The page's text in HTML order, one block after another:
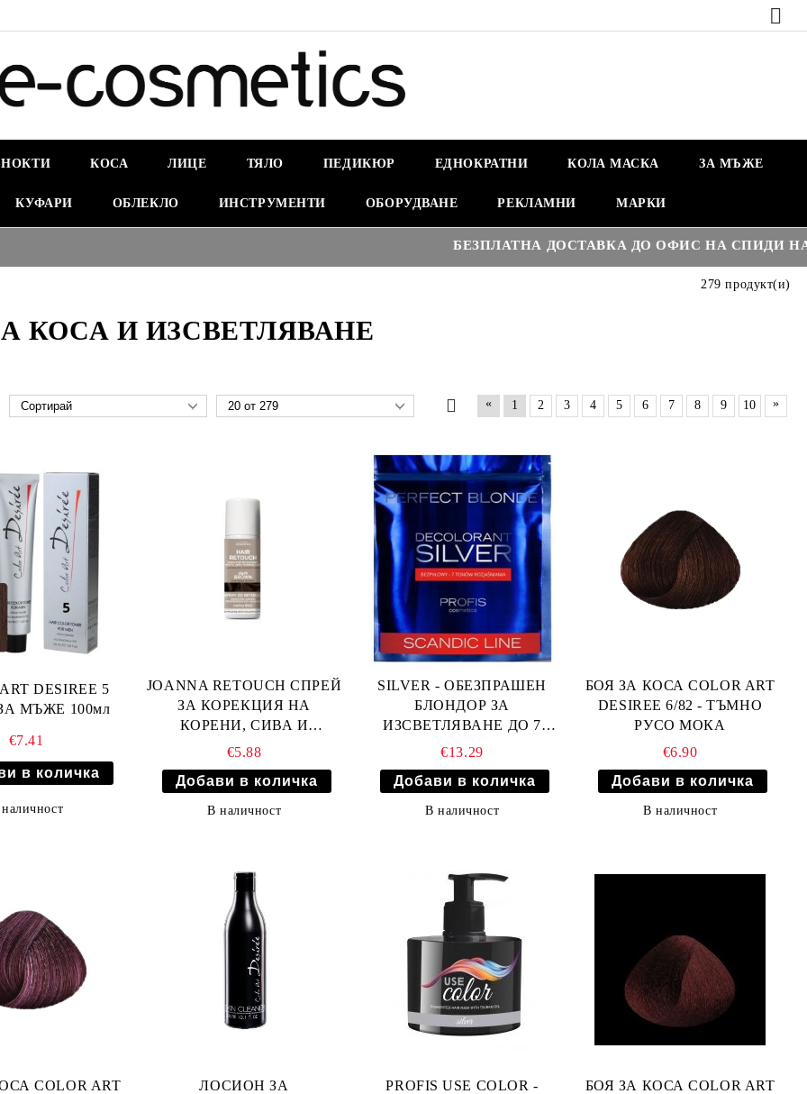
НОКТИ КОСА ЛИЦЕ ТЯЛО ПЕДИКЮР ЕДНОКРАТНИ КОЛА МАСКА ЗА МЪЖЕ
КУФАРИ ОБЛЕКЛО ИНСТРУМЕНТИ ОБОРУДВАНЕ РЕКЛАМНИ МАРКИ
БЕЗПЛАТНА ДОСТАВКА ДО ОФИС НА СПИДИ НАД :
КОСА И ИЗСВЕТЛЯВАНЕ
279 продукт(и)
« 1 2 3 4 5 6 7 8 9 10 »
DESIREE 5
МЪЖЕ 100мл
€7.41
JOANNA RETOUCH СПРЕЙ
ЗА КОРЕКЦИЯ НА
КОРЕНИ, СИВА И
ИЗТЪНЯВАЩА КОСА -
€5.88
В наличност
SILVER - ОБЕЗПРАШЕН
БЛОНДОР ЗА
ИЗСВЕТЛЯВАНЕ ДО 7
ТОНА 500гр
€13.29
В наличност
БОЯ ЗА КОСА COLOR ART
DESIREE 6/82 - ТЪМНО
РУСО МОКА
€6.90
В наличност
COLOR ART
ЛОСИОН ЗА
PROFIS USE COLOR -
БОЯ ЗА КОСА COLOR ART